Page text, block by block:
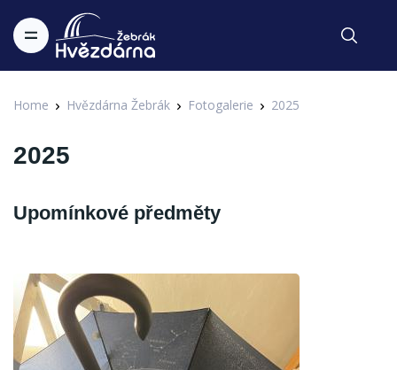
Home Hvězdárna Žebrák Fotogalerie 2025
2025
Upomínkové předměty